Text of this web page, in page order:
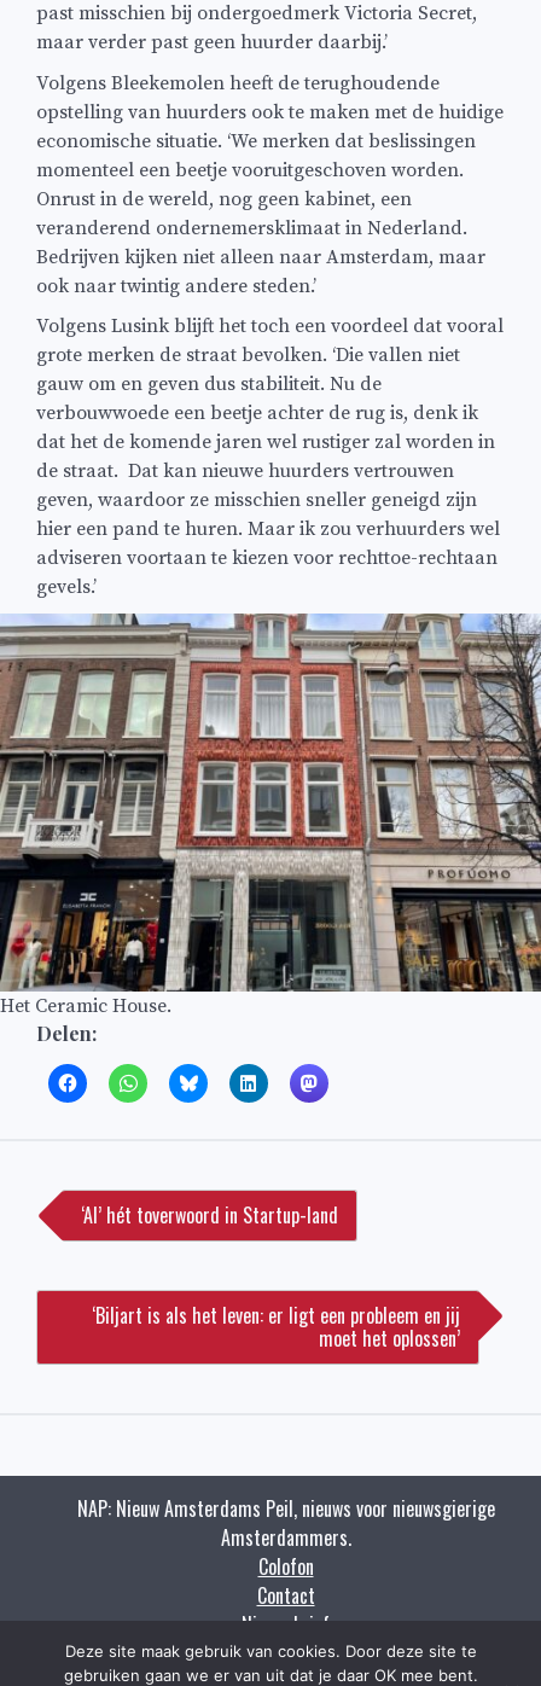
past misschien bij ondergoedmerk Victoria Secret,
maar verder past geen huurder daarbij.’
Volgens Bleekemolen heeft de terughoudende
opstelling van huurders ook te maken met de huidige
economische situatie. ‘We merken dat beslissingen
momenteel een beetje vooruitgeschoven worden.
Onrust in de wereld, nog geen kabinet, een
veranderend ondernemersklimaat in Nederland.
Bedrijven kijken niet alleen naar Amsterdam, maar
ook naar twintig andere steden.’
Volgens Lusink blijft het toch een voordeel dat vooral
grote merken de straat bevolken. ‘Die vallen niet
gauw om en geven dus stabiliteit. Nu de
verbouwwoede een beetje achter de rug is, denk ik
dat het de komende jaren wel rustiger zal worden in
de straat. Dat kan nieuwe huurders vertrouwen
geven, waardoor ze misschien sneller geneigd zijn
hier een pand te huren. Maar ik zou verhuurders wel
adviseren voortaan te kiezen voor rechttoe-rechtaan
gevels.’
Het Ceramic House.
Delen:
navigatie
‘AI’ hét toverwoord in Startup-land
‘Biljart is als het leven: er ligt een probleem en jij
moet het oplossen’
NAP: Nieuw Amsterdams Peil, nieuws voor nieuwsgierige
Amsterdammers.
Colofon
Contact
Nieuwsbrief
Zoeken
Deze site maak gebruik van cookies. Door deze site te
gebruiken gaan we er van uit dat je daar OK mee bent.